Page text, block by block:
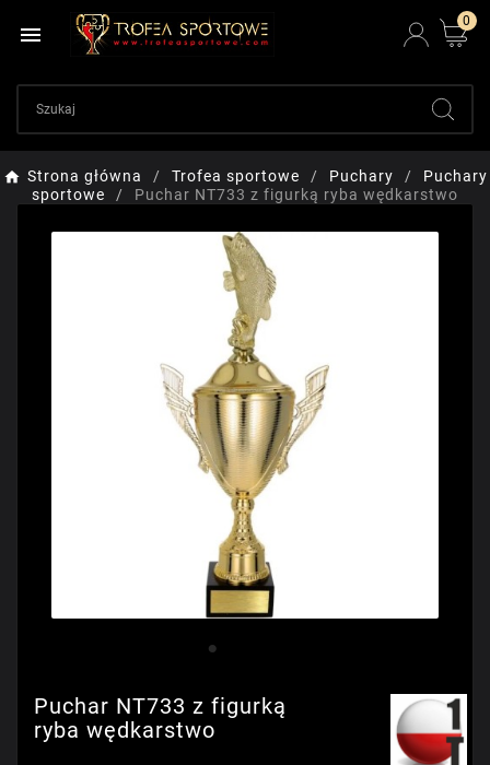

0
Strona główna Trofea sportowe Puchary
Puchary
sportowe
Puchar NT733 z figurką ryba wędkarstwo
Puchar NT733 z figurką
ryba wędkarstwo